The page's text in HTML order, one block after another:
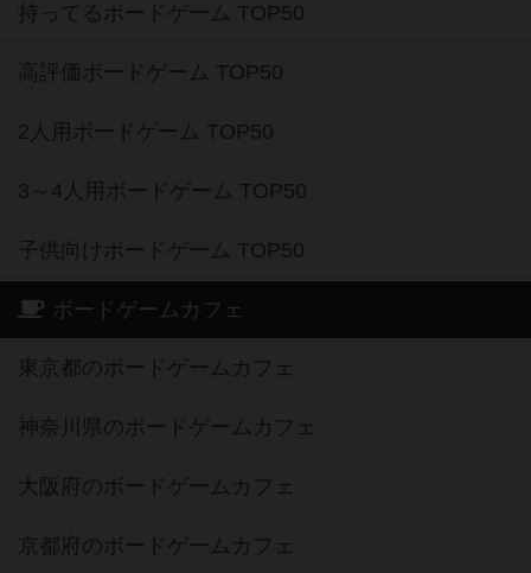
持ってるボードゲーム TOP50
高評価ボードゲーム TOP50
2人用ボードゲーム TOP50
3～4人用ボードゲーム TOP50
子供向けボードゲーム TOP50
ボードゲームカフェ
東京都のボードゲームカフェ
神奈川県のボードゲームカフェ
大阪府のボードゲームカフェ
京都府のボードゲームカフェ